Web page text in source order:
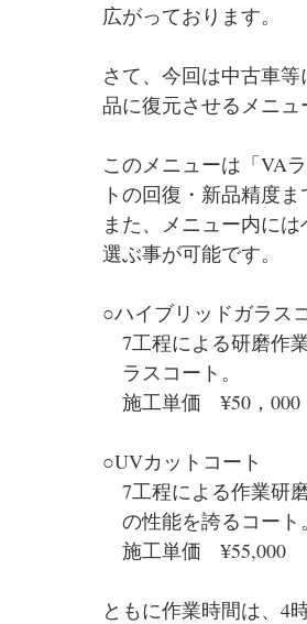
広がっております。
さて、今回は中古車
品に復元させるメニ
このメニューは「VA
トの回復・新品精度
また、メニュー内に
選ぶ事が可能です。
○ハイブリッドガラス
7工程による研磨作
ラスコート。
施工単価　¥50，000
○UVカットコート
7工程による作業研
の性能を誇るコート。
施工単価　¥55,000
ともに作業時間は、4